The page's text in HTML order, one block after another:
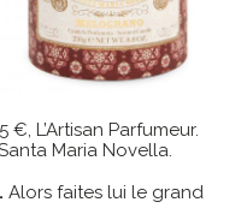
€, L’Artisan Parfumeur.
Maria Novella.
Alors faites lui le grand